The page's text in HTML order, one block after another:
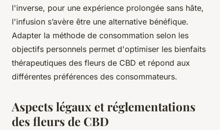
l'inverse, pour une expérience prolongée sans hâte,
l'infusion s’avère être une alternative bénéfique.
Adapter la méthode de consommation selon les
objectifs personnels permet d'optimiser les bienfaits
thérapeutiques des fleurs de CBD et répond aux
différentes préférences des consommateurs.
Aspects légaux et réglementations
des fleurs de CBD